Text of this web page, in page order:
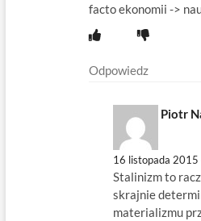
facto ekonomii ->
Odpowiedz
Piotr
16 listopada 2015
Stalinizm to
skrajnie
materializmu